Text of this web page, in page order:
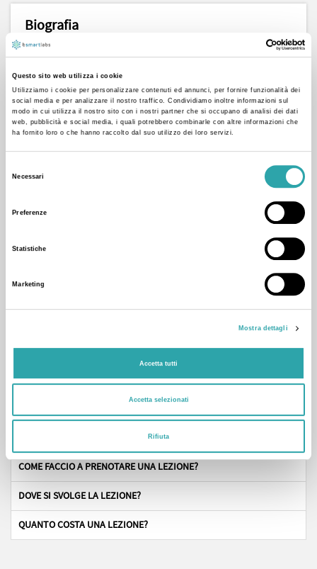
Questo sito web utilizza i cookie
Utilizziamo i cookie per personalizzare contenuti ed annunci, per fornire funzionalità dei
social media e per analizzare il nostro traffico. Condividiamo inoltre informazioni sul
modo in cui utilizza il nostro sito con i nostri partner che si occupano di analisi dei dati
web, pubblicità e social media, i quali potrebbero combinarle con altre informazioni che
ha fornito loro o che hanno raccolto dal suo utilizzo dei loro servizi.
Necessari
Preferenze
Statistiche
Marketing
Mostra dettagli
Accetta tutti
Accetta selezionati
Rifiuta
Biografia
Lingue (Inglese - Francese)
Ciao a tutti i miei futuri allievi! :) La grande passione che
nutro per la lingua inglese e francese mi ha permesso di
raggiungere il mio sogno: diventare una docente!
Pertanto, propongo lezioni di lingua inglese e francese
ad alunni/e di ogni ordine e grado, adulti ed aziende.
Imparare le lingue non è stato mai così semplice!
Cercheremo insieme il metodo d'apprendimento più
efficace, per far si che quest'ultimo possa agevolare
raggiungimento degli obiettivi prefissati e cercherò di
COME FACCIO A PRENOTARE UNA LEZIONE?
DOVE SI SVOLGE LA LEZIONE?
QUANTO COSTA UNA LEZIONE?